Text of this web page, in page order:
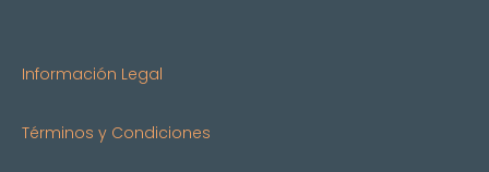
Información Legal
Términos y Condiciones